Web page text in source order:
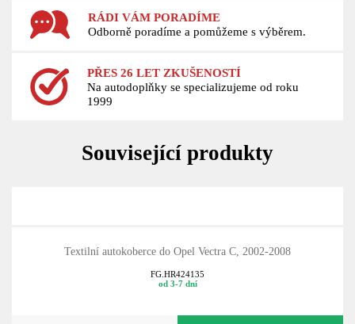
RÁDI VÁM PORADÍME
Odborně poradíme a pomůžeme s výběrem.
PŘES 26 LET ZKUŠENOSTÍ
Na autodoplňky se specializujeme od roku
1999
Související produkty
Textilní autokoberce do Opel Vectra C, 2002-2008
FG.HR424135
od 3-7 dní